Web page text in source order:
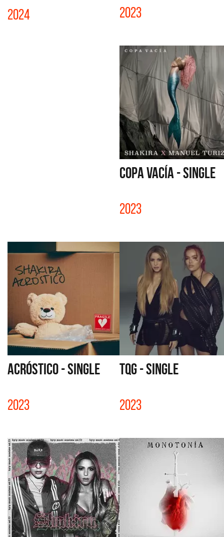
2024 2023
COPA VACÍA - SINGLE
2023
ACRÓSTICO - SINGLE
2023
TQG - SINGLE
2023